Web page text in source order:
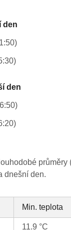
den
den
průměry
dnešní den.
Min. teplota
11.9 °C